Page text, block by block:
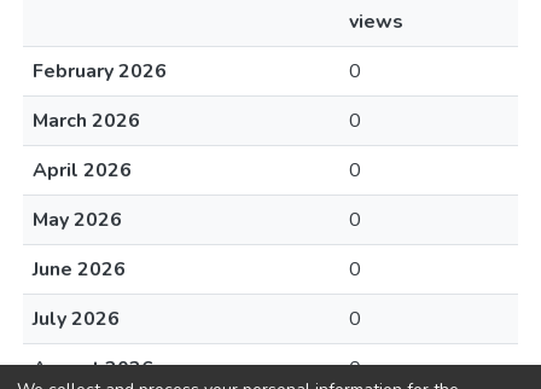
views
February 2026
0
March 2026
0
April 2026
0
May 2026
0
June 2026
0
July 2026
0
August 2026
0